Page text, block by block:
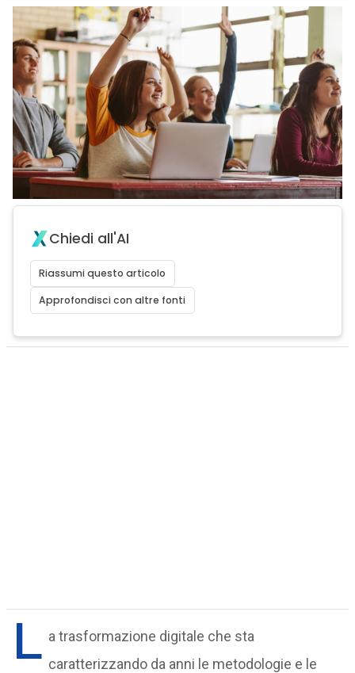
Chiedi all'AI
Riassumi questo articolo
Approfondisci con altre fonti
L a trasformazione digitale che sta
caratterizzando da anni le metodologie e le